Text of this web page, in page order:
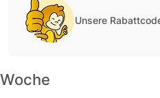
Unsere